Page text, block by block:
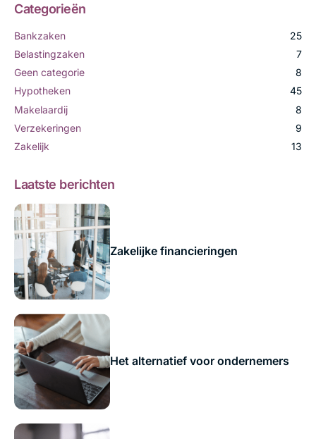
Categorieën
Bankzaken
25
Belastingzaken
7
Geen categorie
8
Hypotheken
45
Makelaardij
8
Verzekeringen
9
Zakelijk
13
Laatste berichten
Zakelijke financieringen
Het alternatief voor ondernemers